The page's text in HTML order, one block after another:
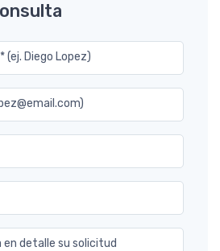
(ej. Diego Lopez)
en detalle su solicitud